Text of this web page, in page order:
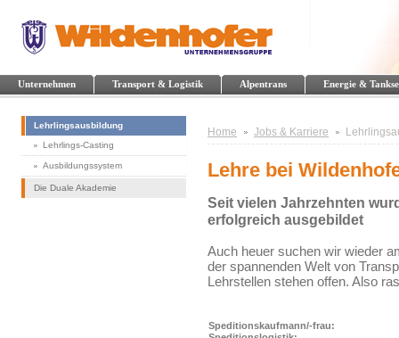
Unternehmen Transport & Logistik Alpentrans Energie &
Lehrlingsausbildung
Lehrlings-Casting
Ausbildungssystem
Die Duale Akademie
Home Jobs & Karriere
Lehre bei
Seit vielen Jahrzehnten
erfolgreich ausgebildet
Auch heuer suchen wir wieder
der spannenden Welt von
Lehrstellen stehen offen. Also
Speditionskaufmann/-frau: